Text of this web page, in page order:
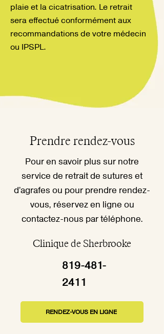
plaie et la cicatrisation. Le retrait
sera effectué conformément aux
recommandations de votre médecin
ou IPSPL.
Prendre rendez-vous
Pour en savoir plus sur notre
service de retrait de sutures et
d’agrafes ou pour prendre rendez-
vous, réservez en ligne ou
contactez-nous par téléphone.
Clinique de Sherbrooke
819-481-
2411
RENDEZ-VOUS EN LIGNE